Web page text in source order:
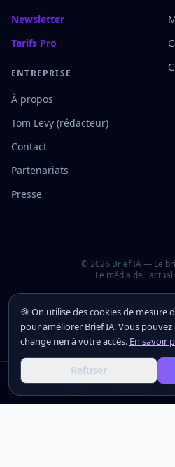
🍪 On utilise des cookies de mesure
pour améliorer Brief IA. Vous
change rien à votre accès. En savoir
Refuser
Newsletter
Tarifs Pro
ENTREPRISE
À propos
Tom Levy (rédacteur)
Contact
Partenariats
Presse
©2026 Brief IA — Le
Le média de